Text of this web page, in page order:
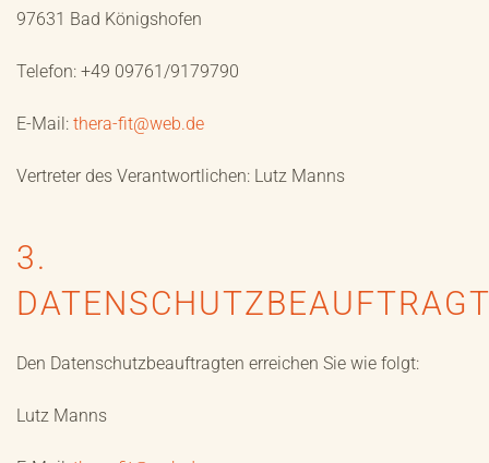
97631 Bad Königshofen
Telefon: +49 09761/9179790
E-Mail: thera-fit@web.de
Vertreter des Verantwortlichen: Lutz Manns
3.
Den Datenschutzbeauftragten erreichen Sie wie folgt:
Lutz Manns